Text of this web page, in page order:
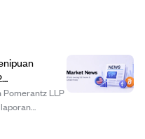
Pomerantz LLP
melaporkan